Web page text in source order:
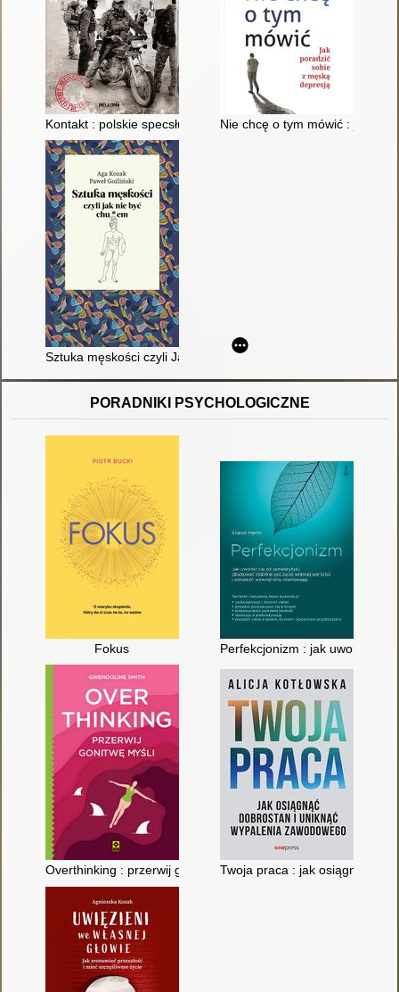
Kontakt : polskie specsłużby w AfganistanieNie chcę o tym mówić : jak
Sztuka męskości czyli Jak nie być chu*em
PORADNIKI PSYCHOLOGICZNE
Fokus Perfekcjonizm : jak uwolnić się
Overthinking : przerwij gonitwę myśliTwoja praca : jak osiągnąć